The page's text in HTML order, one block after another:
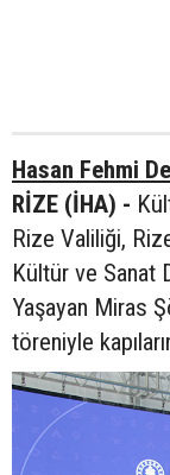
Hasan Fehmi
RİZE (İHA) -
Rize Valiliği,
Kültür ve Sanat
Yaşayan Miras
töreniyle